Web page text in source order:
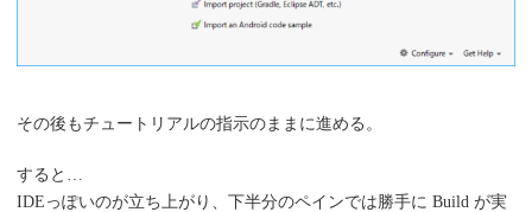
その後もチュートリアルの指示のままに進める。
すると…
IDEっぽいのが立ち上がり、下半分のペインでは勝手に Build が実